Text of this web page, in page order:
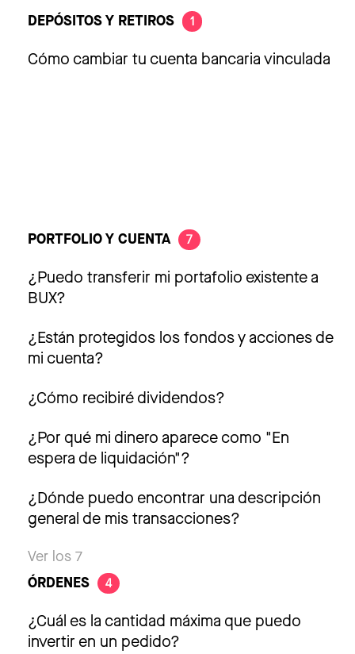
DEPÓSITOS Y RETIROS 1
Cómo cambiar tu cuenta bancaria vinculada
PORTFOLIO Y CUENTA 7
¿Puedo transferir mi portafolio existente a
BUX?
¿Están protegidos los fondos y acciones de
mi cuenta?
¿Cómo recibiré dividendos?
¿Por qué mi dinero aparece como "En
espera de liquidación"?
¿Dónde puedo encontrar una descripción
general de mis transacciones?
Ver los 7
ÓRDENES
4
¿Cuál es la cantidad máxima que puedo
invertir en un pedido?